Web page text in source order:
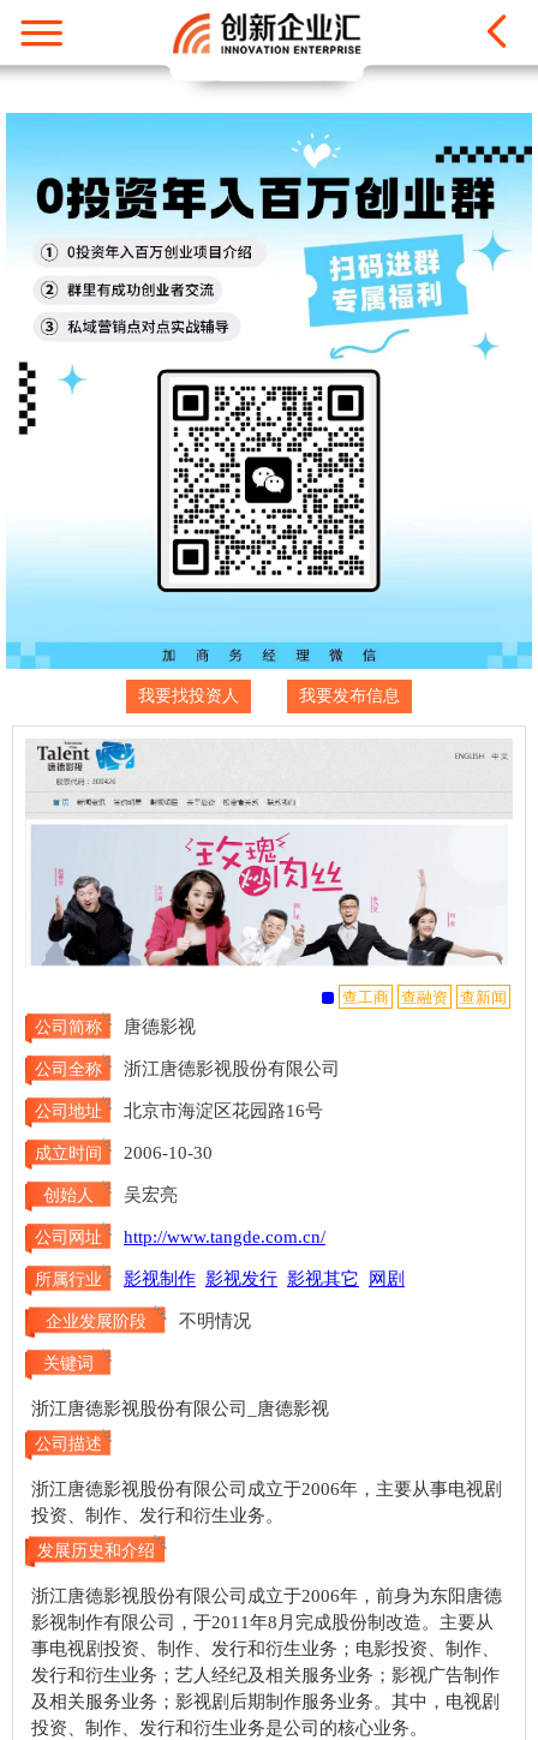
我要找投资人 我要发布信息
公司简称 唐德影视
公司全称 浙江唐德影视股份有限公司
公司地址 北京市海淀区花园路16号
成立时间 2006-10-30
创始人 吴宏亮
公司网址 http://www.tangde.com.cn/
所属行业 影视制作 影视发行 影视其它 网剧
企业发展阶段 不明情况
关键词
浙江唐德影视股份有限公司_唐德影视
公司描述
浙江唐德影视股份有限公司成立于2006年，主要从事电视剧
投资、制作、发行和衍生业务。
发展历史和介绍
浙江唐德影视股份有限公司成立于2006年，前身为东阳唐德
影视制作有限公司，于2011年8月完成股份制改造。主要从
事电视剧投资、制作、发行和衍生业务；电影投资、制作、
发行和衍生业务；艺人经纪及相关服务业务；影视广告制作
及相关服务业务；影视剧后期制作服务业务。其中，电视剧
投资、制作、发行和衍生业务是公司的核心业务。